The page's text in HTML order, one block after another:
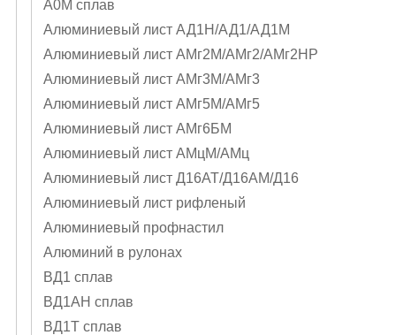
А0М сплав
Алюминиевый лист АД1Н/АД1/АД1М
Алюминиевый лист АМг2М/АМг2/АМг2НР
Алюминиевый лист АМг3М/АМг3
Алюминиевый лист АМг5М/АМг5
Алюминиевый лист АМг6БМ
Алюминиевый лист АМцМ/АМц
Алюминиевый лист Д16АТ/Д16АМ/Д16
Алюминиевый лист рифленый
Алюминиевый профнастил
Алюминий в рулонах
ВД1 сплав
ВД1АН сплав
ВД1Т сплав